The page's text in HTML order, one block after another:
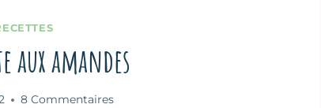
aux amandes
8 Commentaires